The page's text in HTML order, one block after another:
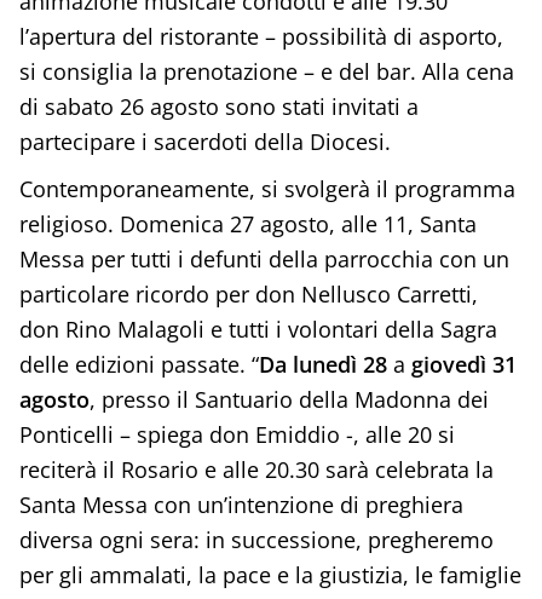
l’apertura del ristorante – possibilità di asporto,
si consiglia la prenotazione – e del bar. Alla cena
di sabato 26 agosto sono stati invitati a
partecipare i sacerdoti della Diocesi.
Contemporaneamente, si svolgerà il programma
religioso. Domenica 27 agosto, alle 11, Santa
Messa per tutti i defunti della parrocchia con un
particolare ricordo per don Nellusco Carretti,
don Rino Malagoli e tutti i volontari della Sagra
delle edizioni passate. “Da lunedì 28a giovedì 31
agosto, presso il Santuario della Madonna dei
Ponticelli – spiega don Emiddio -, alle 20 si
reciterà il Rosario e alle 20.30 sarà celebrata la
Santa Messa con un’intenzione di preghiera
diversa ogni sera: in successione, pregheremo
per gli ammalati, la pace e la giustizia, le famiglie